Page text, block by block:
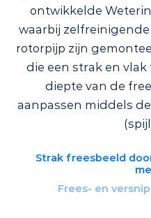
ontwikkelde
waarbij
rotorpijp zijn
die een strak en
diepte van de
aanpassen middels
Strak freesbeeld
Frees- en